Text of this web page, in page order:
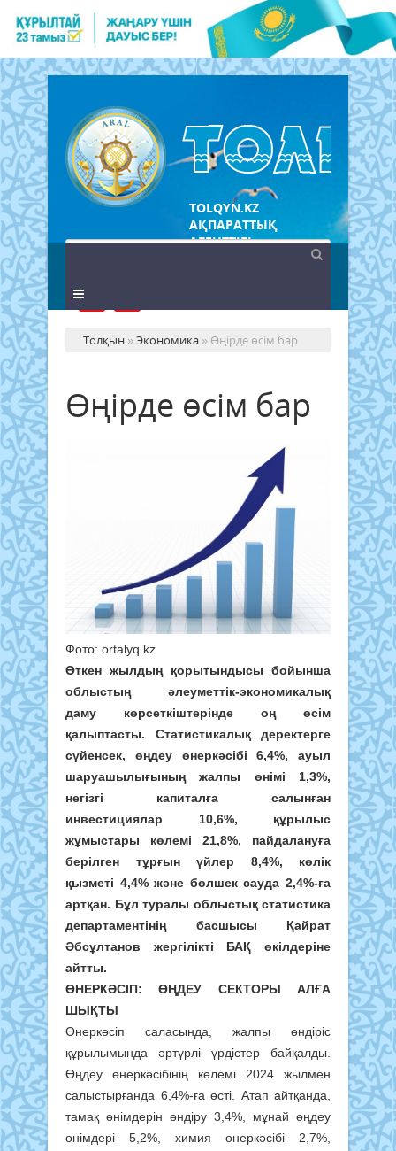
TOLQYN.KZ
АҚПАРАТТЫҚ
АГЕНТТІГІ
Толқын »Экономика » Өңірде өсім бар
Өңірде өсім бар
Фото: ortalyq.kz
Өткен жылдың қорытындысы бойынша
облыстың әлеуметтік-экономикалық
даму көрсеткіштерінде оң өсім
қалыптасты. Статистикалық деректерге
сүйенсек, өңдеу өнеркәсібі 6,4%, ауыл
шаруашылығының жалпы өнімі 1,3%,
негізгі капиталға салынған
инвестициялар 10,6%, құрылыс
жұмыстары көлемі 21,8%, пайдалануға
берілген тұрғын үйлер 8,4%, көлік
қызметі 4,4% және бөлшек сауда 2,4%-ға
артқан. Бұл туралы облыстық статистика
департаментінің басшысы Қайрат
Әбсұлтанов жергілікті БАҚ өкілдеріне
айтты.
ӨНЕРКӘСІП: ӨҢДЕУ СЕКТОРЫ АЛҒА
ШЫҚТЫ
Өнеркәсіп саласында, жалпы өндіріс
құрылымында әртүрлі үр­дістер байқалды.
Өңдеу өнер­кәсібінің көлемі 2024 жылмен
салыстырғанда 6,4%-ға өсті. Атап айтқанда,
тамақ өнімдерін өндіру 3,4%, мұнай өңдеу
өнімдері 5,2%, химия өнеркәсібі 2,7%,